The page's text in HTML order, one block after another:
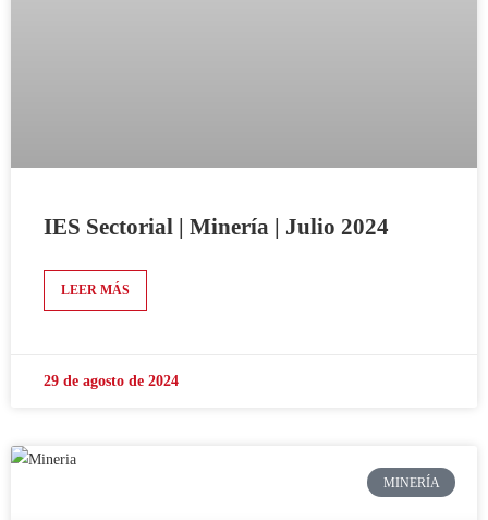
IES Sectorial | Minería | Julio 2024
LEER MÁS
29 de agosto de 2024
MINERÍA